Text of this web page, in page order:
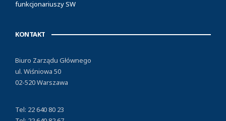
funkcjonariuszy SW
KONTAKT
Biuro Zarządu Głównego
ul. Wiśniowa 50
02-520 Warszawa
Tel: 22 640 80 23